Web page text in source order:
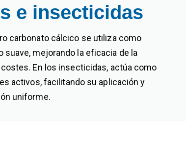
e insecticidas
carbonato cálcico se utiliza como
suave, mejorando la eficacia de la
En los insecticidas, actúa como
activos, facilitando su aplicación y
uniforme.